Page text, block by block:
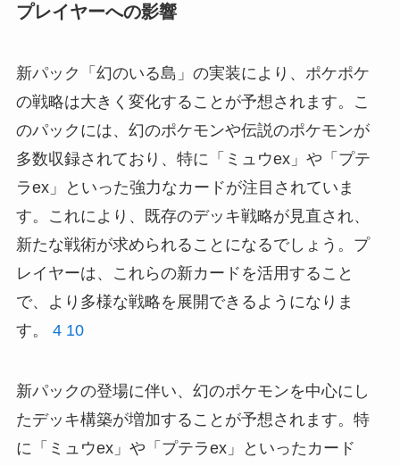
プレイヤーへの影響
新パック「幻のいる島」の実装により、ポケポケ
の戦略は大きく変化することが予想されます。こ
のパックには、幻のポケモンや伝説のポケモンが
多数収録されており、特に「ミュウex」や「プテ
ラex」といった強力なカードが注目されていま
す。これにより、既存のデッキ戦略が見直され、
新たな戦術が求められることになるでしょう。プ
レイヤーは、これらの新カードを活用すること
で、より多様な戦略を展開できるようになりま
す。 4 10
新パックの登場に伴い、幻のポケモンを中心にし
たデッキ構築が増加することが予想されます。特
に「ミュウex」や「プテラex」といったカード